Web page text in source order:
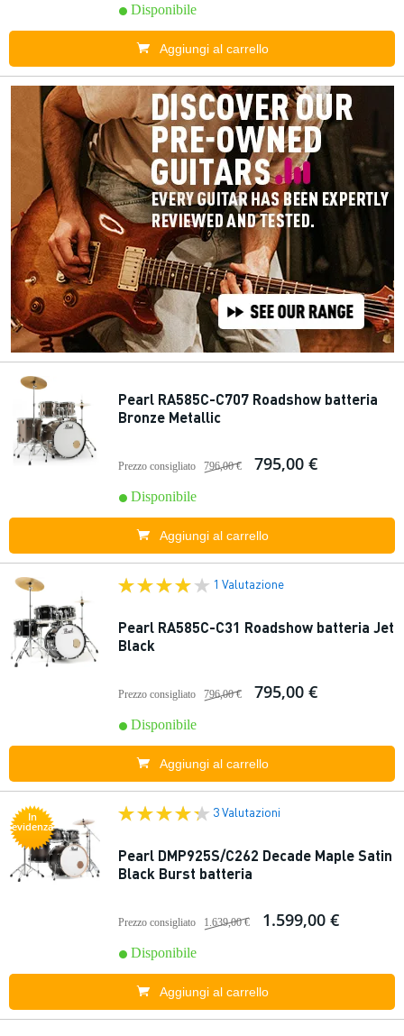
Disponibile
Aggiungi al carrello
Pearl RA585C-C707 Roadshow batteria
Bronze Metallic
Prezzo consigliato 796,00 € 795,00 €
Disponibile
Aggiungi al carrello
1 Valutazione
Pearl RA585C-C31 Roadshow batteria Jet
Black
Prezzo consigliato 796,00 € 795,00 €
Disponibile
Aggiungi al carrello
In
evidenza
3 Valutazioni
Pearl DMP925S/C262 Decade Maple Satin
Black Burst batteria
Prezzo consigliato 1.639,00 € 1.599,00 €
Disponibile
Aggiungi al carrello